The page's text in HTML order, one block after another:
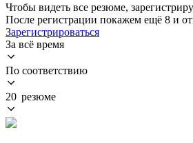
Чтобы видеть все резюме,
После регистрации покажем ещё 8 и
Зарегистрироваться
За всё время
По соответствию
20 резюме